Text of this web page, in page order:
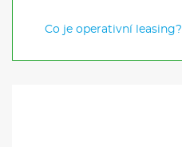
Co je operativní leasing?